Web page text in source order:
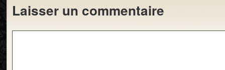
Laisser un commentaire